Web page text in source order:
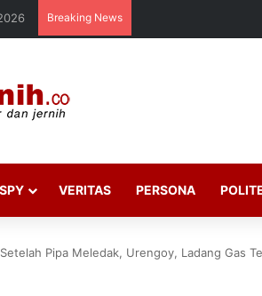
Breaking News
VERITAS PERSONA
Setelah Pipa Meledak, Urengoy, Ladang Gas